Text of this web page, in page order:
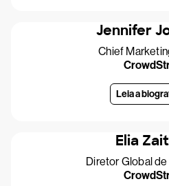
Jennifer
Chief
Leia a
Elia
Diretor Global